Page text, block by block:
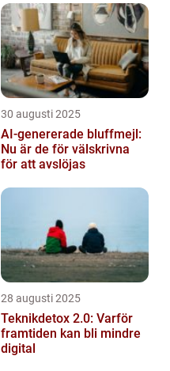
30 augusti 2025
AI-genererade bluffmejl:
Nu är de för välskrivna
för att avslöjas
28 augusti 2025
Teknikdetox 2.0: Varför
framtiden kan bli mindre
digital